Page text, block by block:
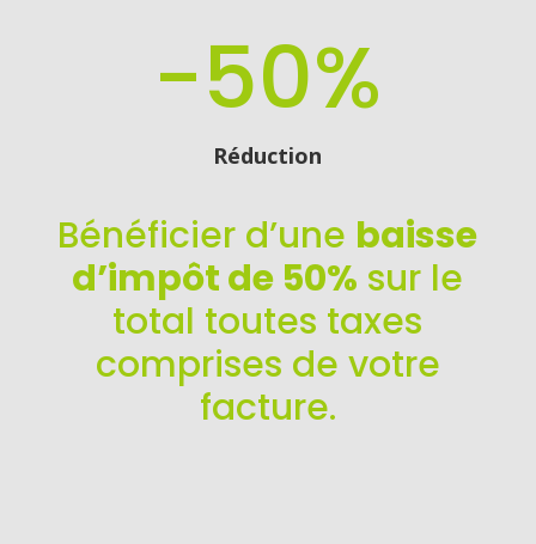
-50%
Réduction
Bénéficier d’une baisse
d’impôt de 50% sur le
total toutes taxes
comprises de votre
facture.